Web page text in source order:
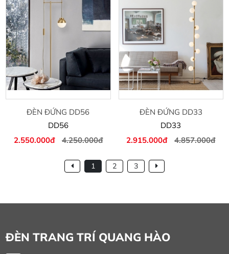
ĐÈN ĐỨNG DD56
DD56
2.550.000đ
4.250.000đ
ĐÈN ĐỨNG DD33
DD33
2.915.000đ
4.857.000đ
1 2 3
ĐÈN TRANG TRÍ QUANG HÀO